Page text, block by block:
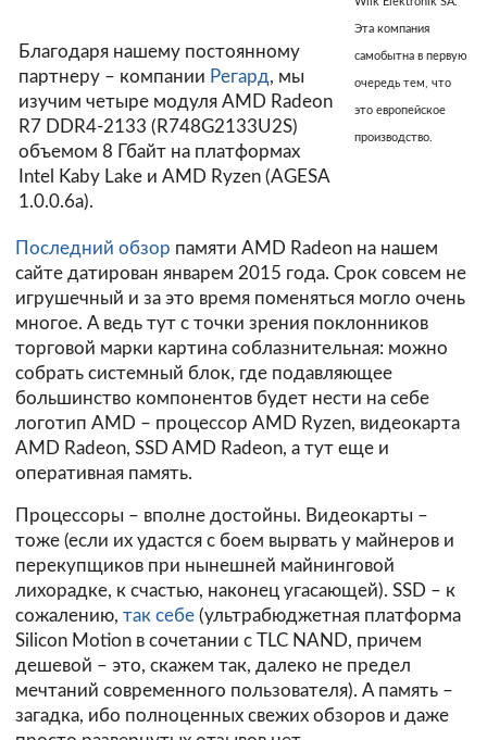
Благодаря нашему постоянному
партнеру – компании Регард, мы
изучим четыре модуля AMD Radeon
R7 DDR4-2133 (R748G2133U2S)
объемом 8 Гбайт на платформах
Intel Kaby Lake и AMD Ryzen (AGESA
1.0.0.6a).
Эта компания
самобытна в первую
очередь тем, что
это европейское
производство.
Последний обзор памяти AMD Radeon на нашем
сайте датирован январем 2015 года. Срок совсем не
игрушечный и за это время поменяться могло очень
многое. А ведь тут с точки зрения поклонников
торговой марки картина соблазнительная: можно
собрать системный блок, где подавляющее
большинство компонентов будет нести на себе
логотип AMD – процессор AMD Ryzen, видеокарта
AMD Radeon, SSD AMD Radeon, а тут еще и
оперативная память.
Процессоры – вполне достойны. Видеокарты –
тоже (если их удастся с боем вырвать у майнеров и
перекупщиков при нынешней майнинговой
лихорадке, к счастью, наконец угасающей). SSD – к
сожалению, так себе (ультрабюджетная платформа
Silicon Motion в сочетании с TLC NAND, причем
дешевой – это, скажем так, далеко не предел
мечтаний современного пользователя). А память –
загадка, ибо полноценных свежих обзоров и даже